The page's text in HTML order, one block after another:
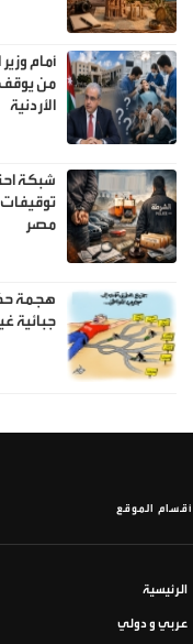
أمام
من
الأردنية
شبكة
مصر
هجمة
جبائية
أقسام الموقع
الرئيسية
عربي و دولي